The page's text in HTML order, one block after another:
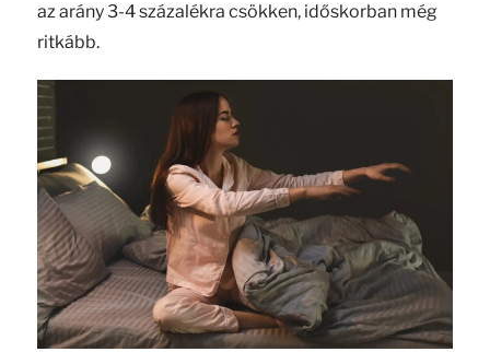
az arány 3-4 százalékra csökken, időskorban még
ritkább.